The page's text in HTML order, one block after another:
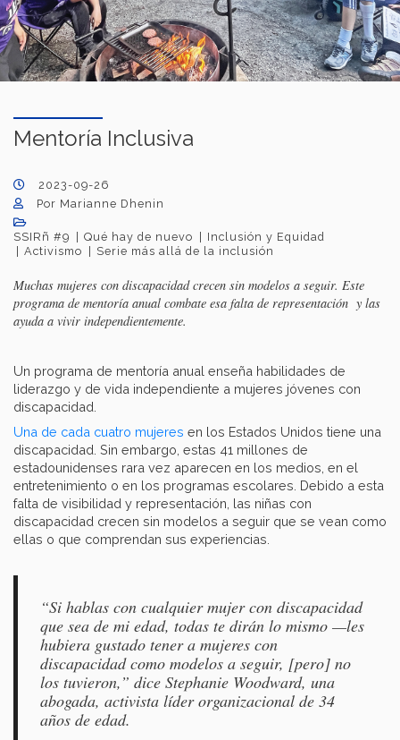
Mentoría Inclusiva
2023-09-26
Por Marianne Dhenin
SSIRñ #9 Qué hay de nuevo
Inclusión y Equidad
Activismo
Serie más allá de la inclusión
Muchas mujeres con discapacidad crecen sin modelos a seguir. Este
programa de mentoría anual combate esa falta de representación y las
ayuda a vivir independientemente.
Un programa de mentoría anual enseña habilidades de
liderazgo y de vida independiente a mujeres jóvenes con
discapacidad.
Una de cada cuatro mujeres en los Estados Unidos tiene una
discapacidad. Sin embargo, estas 41 millones de
estadounidenses rara vez aparecen en los medios, en el
entretenimiento o en los programas escolares. Debido a esta
falta de visibilidad y representación, las niñas con
discapacidad crecen sin modelos a seguir que se vean como
ellas o que comprendan sus experiencias.
“Si hablas con cualquier mujer con discapacidad
que sea de mi edad, todas te dirán lo mismo —les
hubiera gustado tener a mujeres con
discapacidad como modelos a seguir, [pero] no
los tuvieron,” dice Stephanie Woodward, una
abogada, activista líder organizacional de 34
años de edad.